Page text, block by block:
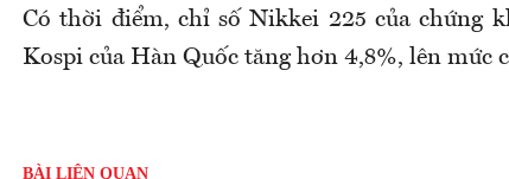
Có thời điểm, chỉ số Nikkei 225 của chứng
Kospi của Hàn Quốc tăng hơn 4,8%, lên mức
BÀI LIÊN QUAN